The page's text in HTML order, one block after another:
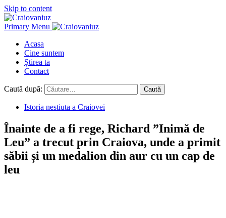
Skip to content
Primary Menu
Acasa
Cine suntem
Știrea ta
Contact
Caută după:
Istoria nestiuta a Craiovei
Înainte de a fi rege, Richard ”Inimă de
Leu” a trecut prin Craiova, unde a primit
săbii și un medalion din aur cu un cap de
leu